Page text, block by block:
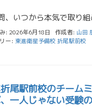
: 2026年6月18日 作成者: 山田
ー: 東進衛星予備校 折尾駅前校
尾駅前校のチーム
一人じゃない受験